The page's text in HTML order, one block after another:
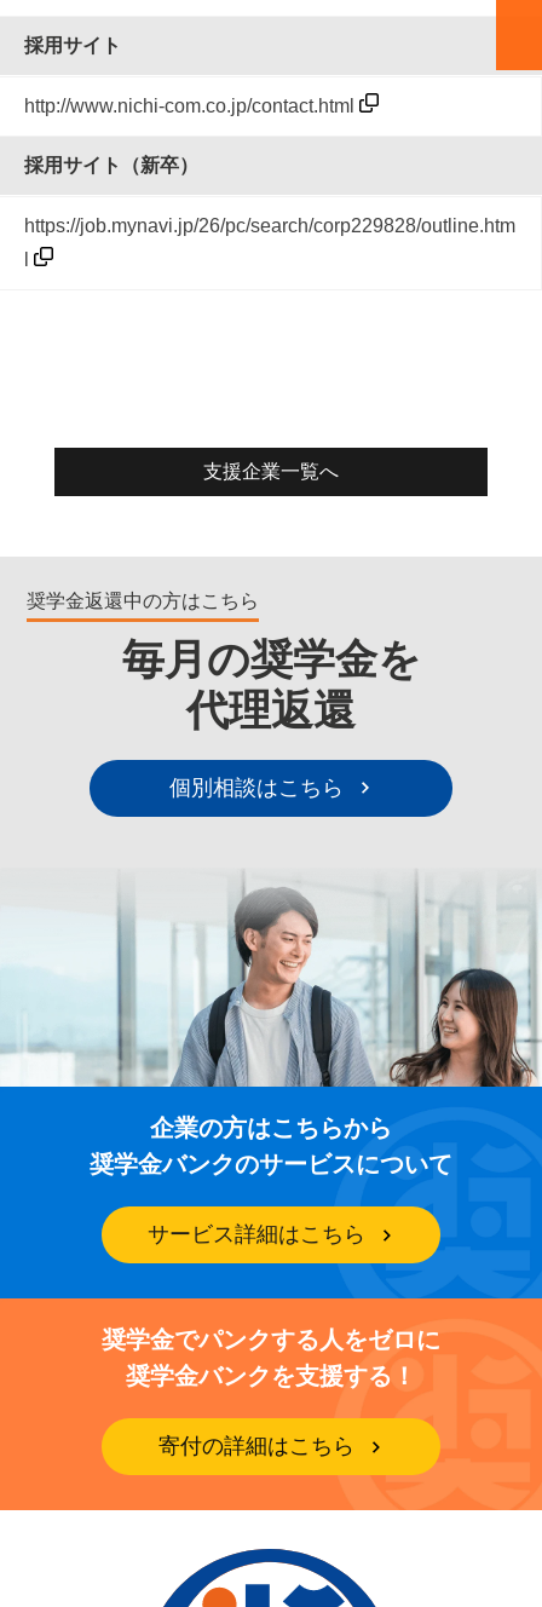
採用サイト
http://www.nichi-com.co.jp/contact.html
採用サイト（新卒）
https://job.mynavi.jp/26/pc/search/corp229828/outline.htm
支援企業一覧へ
奨学金返還中の方はこちら
毎月の奨学金を
代理返還
個別相談はこちら
企業の方はこちらから
奨学金バンクのサービスについて
サービス詳細はこちら
奨学金でパンクする人をゼロに
奨学金バンクを支援する！
寄付の詳細はこちら